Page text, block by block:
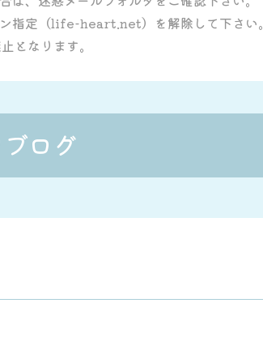
指定（life-heart.net）を解除して下さい。
となります。
ログ